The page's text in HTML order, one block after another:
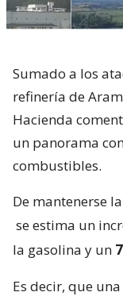
Sumado a los
refinería de
Hacienda
un panorama
combustibles.
De mantenerse
se estima un
la gasolina y un
Es decir, que